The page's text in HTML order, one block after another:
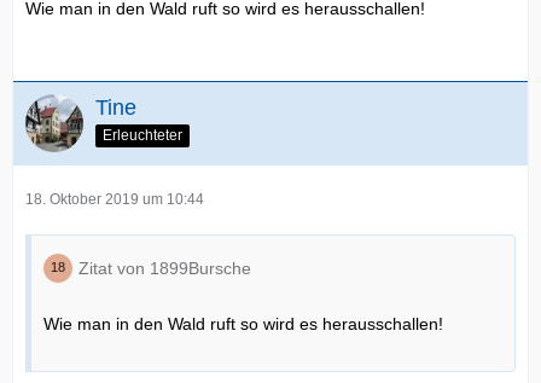
Wie man in den Wald ruft so wird es herausschallen!
Tine
Erleuchteter
18. Oktober 2019 um 10:44
Zitat von 1899Bursche
Wie man in den Wald ruft so wird es herausschallen!